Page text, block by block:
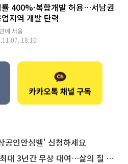
400%·복합개발 허용…서남권
지역 개발 탄력
에 서울
18:10
공인안심벨' 신청하세요
3년간 무상 대여…삶의 질 높인다